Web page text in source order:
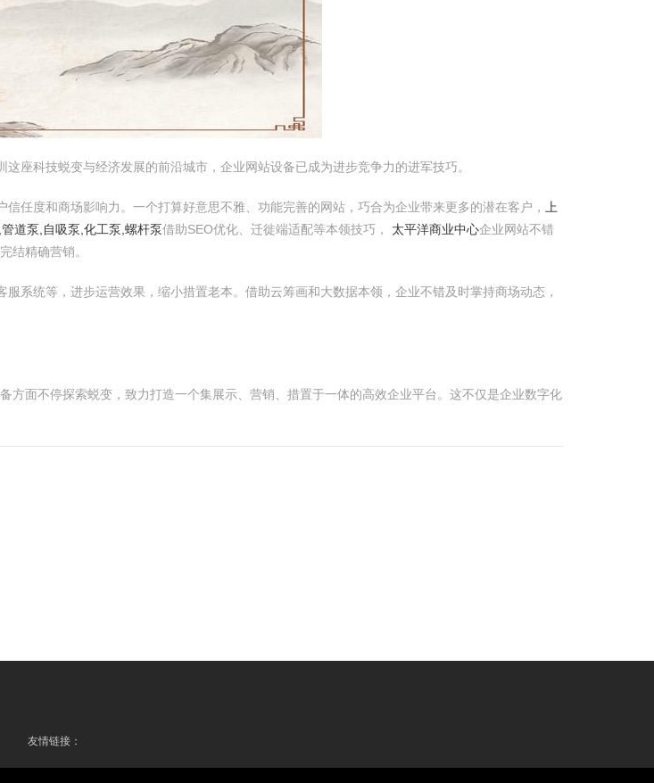
座科技蜕变与经济发展的前沿城市，企业网站设备已成为进步竞争力的进军技巧。
任度和商场影响力。一个打算好意思不雅、功能完善的网站，巧合为企业带来更多的潜在客户，
上
道泵,自吸泵,化工泵,螺杆泵借助SEO优化、迁徙端适配等本领技巧， 太平洋商业中心企业网站不错
完结精确营销。
系统等，进步运营效果，缩小措置老本。借助云筹画和大数据本领，企业不错及时掌持商场动态，
面不停探索蜕变，致力打造一个集展示、营销、措置于一体的高效企业平台。这不仅是企业数字化
友情链接：